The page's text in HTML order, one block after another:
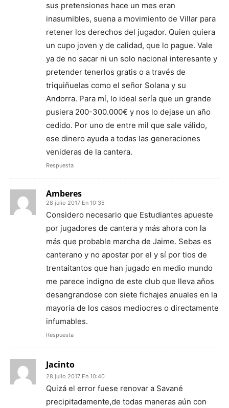
sus pretensiones hace un mes eran
inasumibles, suena a movimiento de Villar para
retener los derechos del jugador. Quien quiera
un cupo joven y de calidad, que lo pague. Vale
ya de no sacar ni un solo nacional interesante y
pretender tenerlos gratis o a través de
triquiñuelas como el señor Solana y su
Andorra. Para mí, lo ideal sería que un grande
pusiera 200-300.000€ y nos lo dejase un año
cedido. Por uno de entre mil que sale válido,
ese dinero ayuda a todas las generaciones
venideras de la cantera.
Respuesta
Amberes
28 julio 2017 En 10:35
Considero necesario que Estudiantes apueste
por jugadores de cantera y más ahora con la
más que probable marcha de Jaime. Sebas es
canterano y no apostar por el y sí por tios de
trentaitantos que han jugado en medio mundo
me parece indigno de este club que lleva años
desangrandose con siete fichajes anuales en la
mayoria de los casos mediocres o directamente
infumables.
Respuesta
Jacinto
28 julio 2017 En 10:40
Quizá el error fuese renovar a Savané
precipitadamente,de todas maneras aún con